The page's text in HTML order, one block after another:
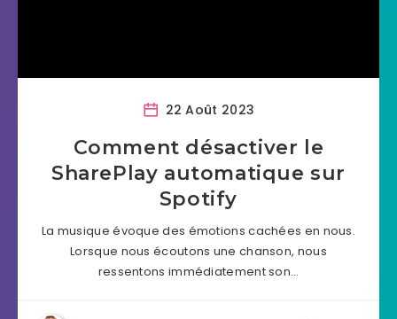
22 Août 2023
Comment désactiver le
SharePlay automatique sur
Spotify
La musique évoque des émotions cachées en nous.
Lorsque nous écoutons une chanson, nous
ressentons immédiatement son…